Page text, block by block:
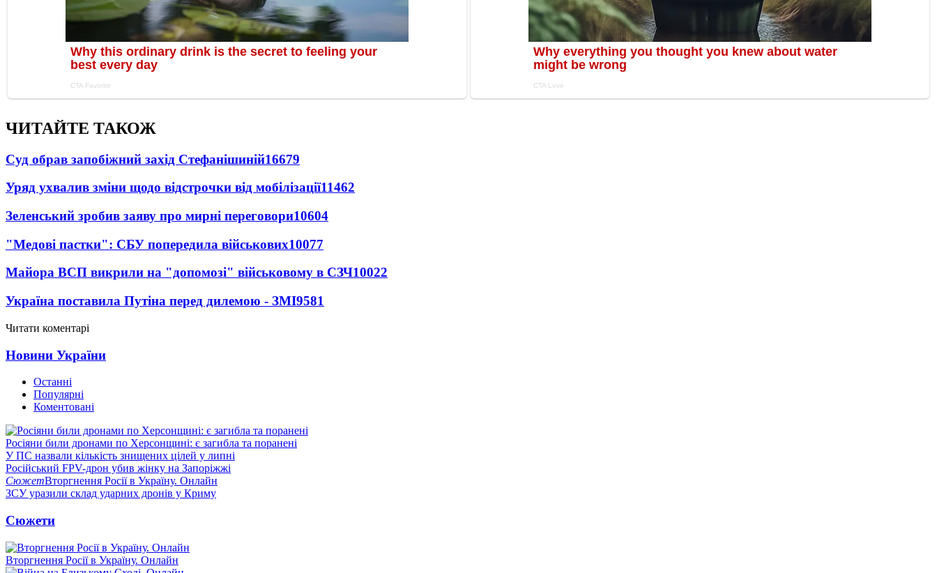
ЧИТАЙТЕ ТАКОЖ
Суд обрав запобіжний захід Стефанішиній16679
Уряд ухвалив зміни щодо відстрочки від мобілізації11462
Зеленський зробив заяву про мирні переговори10604
"Медові пастки": СБУ попередила військових10077
Майора ВСП викрили на "допомозі" військовому в СЗЧ10022
Україна поставила Путіна перед дилемою - ЗМІ9581
Читати коментарі
Новини України
Останні
Популярні
Коментовані
Росіяни били дронами по Херсонщині: є загибла та поранені
У ПС назвали кількість знищених цілей у липні
Російський FPV-дрон убив жінку на Запоріжжі
СюжетВторгнення Росії в Україну. Онлайн
ЗСУ уразили склад ударних дронів у Криму
Сюжети
Вторгнення Росії в Україну. Онлайн